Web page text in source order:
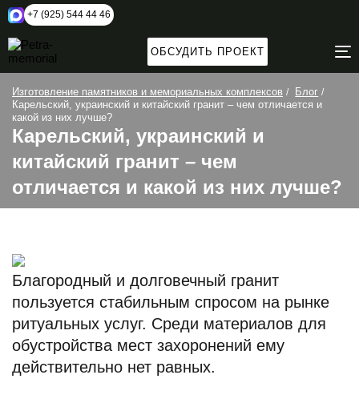
+7 (925) 544 44 46
ОБСУДИТЬ ПРОЕКТ
Изготовление памятников и мемориальных комплексов
Блог
Карельский, украинский и китайский гранит – чем отличается и
какой из них лучше?
Карельский, украинский и
китайский гранит – чем
отличается и какой из них лучше?
Благородный и долговечный гранит
пользуется стабильным спросом на рынке
ритуальных услуг. Среди материалов для
обустройства мест захоронений ему
действительно нет равных.